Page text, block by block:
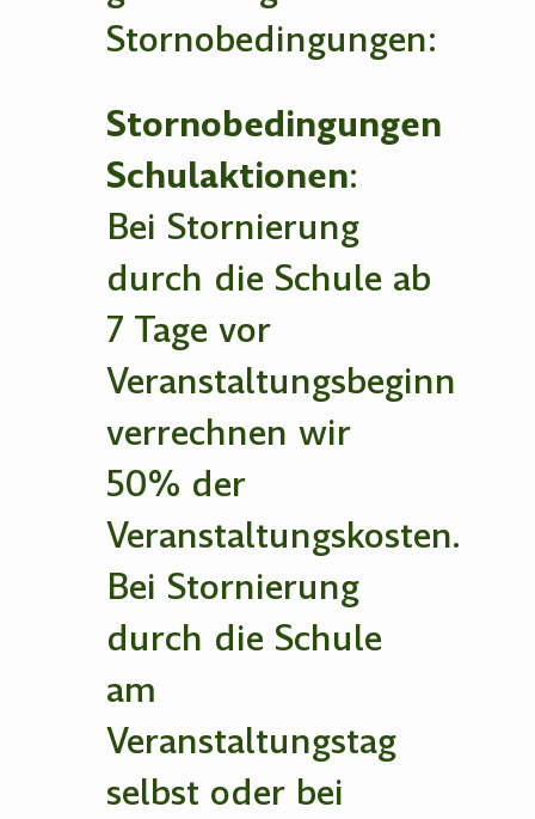
Stornobedingungen:
Stornobedingungen
Schulaktionen:
Bei Stornierung
durch die Schule ab
7 Tage vor
Veranstaltungsbeginn
verrechnen wir
50% der
Veranstaltungskosten.
Bei Stornierung
durch die Schule
am
Veranstaltungstag
selbst oder bei